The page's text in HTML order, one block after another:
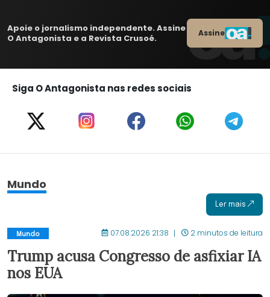
Apoie o jornalismo independente. Assine
O Antagonista e a Revista Crusoé.
Assine
Siga O Antagonista nas redes sociais
Mundo
Ler mais
Mundo 07.08.2026 21:38 2 minutos de leitura
Trump acusa Congresso de asfixiar IA
nos EUA